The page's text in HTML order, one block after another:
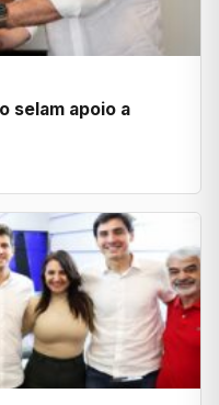
selam apoio a